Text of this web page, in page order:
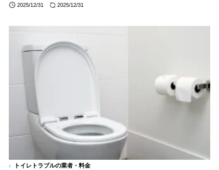
2025/12/31 2025/12/31
トイレトラブルの業者・料金